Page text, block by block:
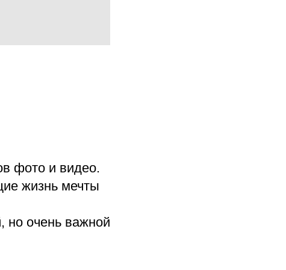
фото и видео.
жизнь мечты
но очень важной